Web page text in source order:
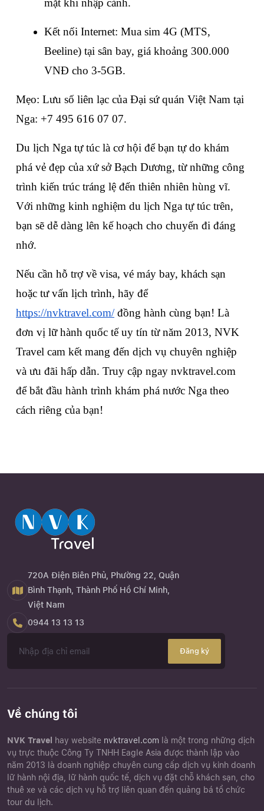
mặt khi nhập cảnh.
Kết nối Internet: Mua sim 4G (MTS,
Beeline) tại sân bay, giá khoảng 300.000
VNĐ cho 3-5GB.
Mẹo: Lưu số liên lạc của Đại sứ quán Việt Nam tại
Nga: +7 495 616 07 07.
Du lịch Nga tự túc là cơ hội để bạn tự do khám
phá vẻ đẹp của xứ sở Bạch Dương, từ những công
trình kiến trúc tráng lệ đến thiên nhiên hùng vĩ.
Với những kinh nghiệm du lịch Nga tự túc trên,
bạn sẽ dễ dàng lên kế hoạch cho chuyến đi đáng
nhớ.
Nếu cần hỗ trợ về visa, vé máy bay, khách sạn
hoặc tư vấn lịch trình, hãy để
https://nvktravel.com/ đồng hành cùng bạn! Là
đơn vị lữ hành quốc tế uy tín từ năm 2013, NVK
Travel cam kết mang đến dịch vụ chuyên nghiệp
và ưu đãi hấp dẫn. Truy cập ngay nvktravel.com
để bắt đầu hành trình khám phá nước Nga theo
cách riêng của bạn!
720A Điện Biên Phủ, Phường 22, Quận
Bình Thạnh, Thành Phố Hồ Chí Minh,
Việt Nam
0944 13 13 13
Đăng ký
Về chúng tôi
NVK Travel hay website nvktravel.com là một trong những dịch
vụ trực thuộc Công Ty TNHH Eagle Asia được thành lập vào
năm 2013 là doanh nghiệp chuyên cung cấp dịch vụ kinh doanh
lữ hành nội địa, lữ hành quốc tế, dịch vụ đặt chỗ khách sạn, cho
thuê xe và các dịch vụ hỗ trợ liên quan đến quảng bá tổ chức
tour du lịch.